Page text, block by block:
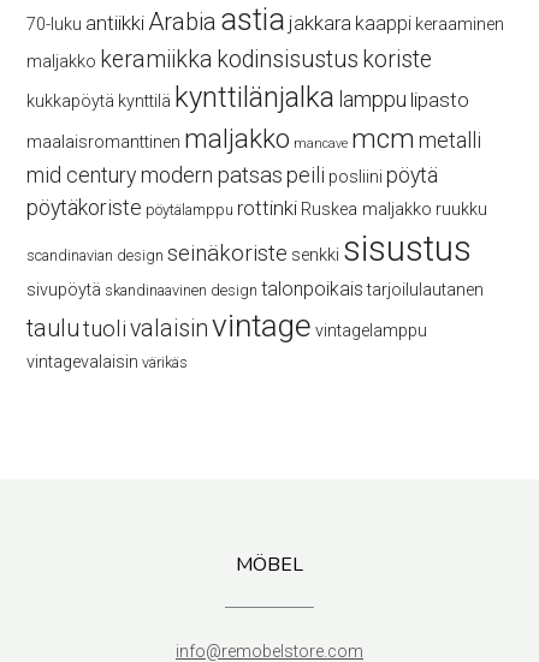
70-luku antiikki Arabia astia jakkara kaappi keraaminen
maljakko keramiikka kodinsisustus koriste
kukkapöytä kynttilä kynttilänjalka lamppu lipasto
maalaisromanttinen maljakko mancave mcm metalli
mid century modern patsaspeili posliini pöytä
pöytäkoriste pöytälamppu rottinki Ruskea maljakko ruukku
scandinavian design seinäkoriste senkki sisustus
sivupöytä skandinaavinen design talonpoikais tarjoilulautanen
taulutuolivalaisinvintage vintagelamppu
vintagevalaisin värikäs
MÖBEL
info@remobelstore.com